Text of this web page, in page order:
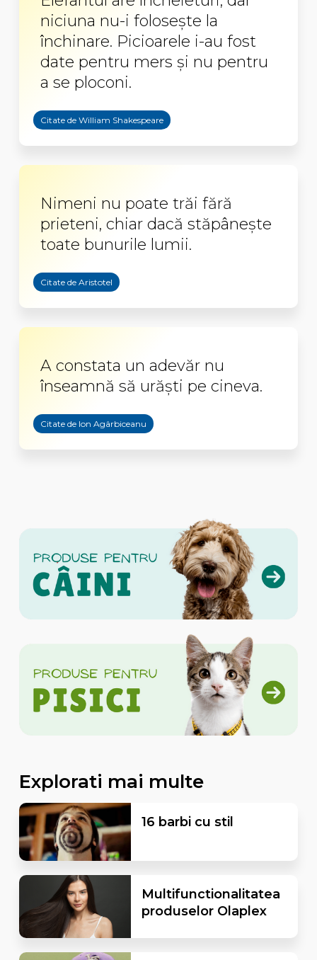
niciuna nu-i foloseşte la
închinare. Picioarele i-au fost
date pentru mers şi nu pentru
a se ploconi.
Citate de William Shakespeare
Nimeni nu poate trăi fără
prieteni, chiar dacă stăpâneşte
toate bunurile lumii.
Citate de Aristotel
A constata un adevăr nu
înseamnă să urăști pe cineva.
Citate de Ion Agârbiceanu
Explorati mai multe
16 barbi cu stil
Multifunctionalitatea
produselor Olaplex